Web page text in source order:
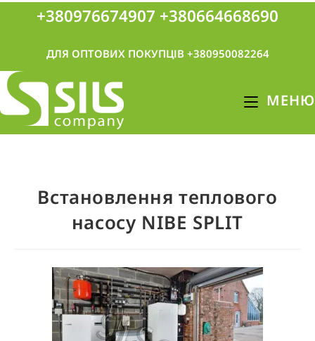
+380976674907 +380664668690
ДЛЯ ОПТОВИХ ПОКУПЦІВ +380950082264
МЕНЮ
Встановлення теплового
насосу NIBE SPLIT